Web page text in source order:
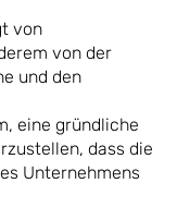
von
von der
und den
eine gründliche
dass die
Unternehmens